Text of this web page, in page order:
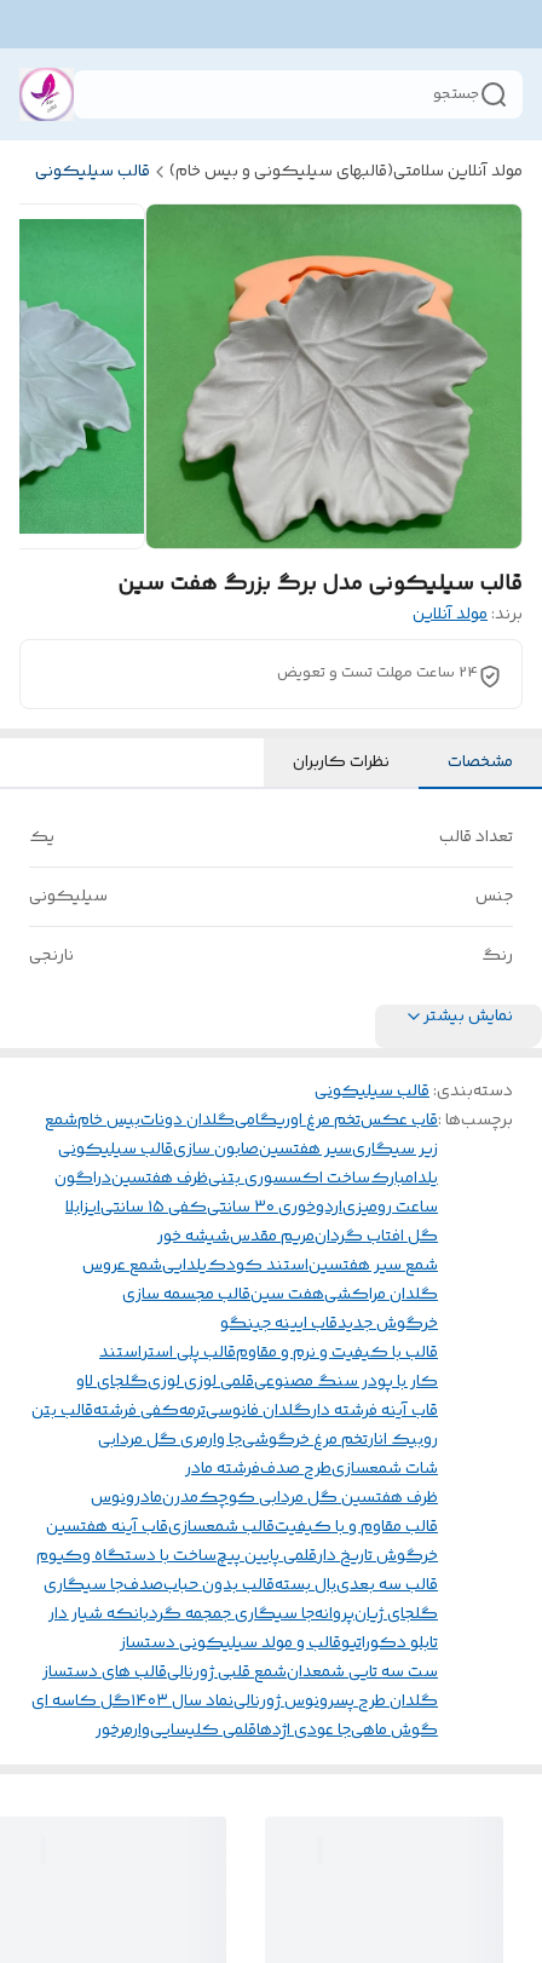
جستجو
مولد آنلاین سلامتی(قالبهای سیلیکونی و بیس خام) قالب سیلیکونی
قالب سیلیکونی مدل برگ بزرگ هفت سین
برند:مولد آنلاین
24 ساعت مهلت تست و تعویض
مشخصات نظرات کاربران
تعداد قالب یک
جنس سیلیکونی
رنگ نارنجی
نمایش بیشتر
دسته‌بندی:قالب سیلیکونی
برچسب‌ها :قاب عکستخم مرغ اوریگامیگلدان دوناتبیس خامشمع
زیر سیگاریسیر هفتسینصابون سازیقالب سیلیکونی
یلدامبارکساخت اکسسوری بتنیظرف هفتسیندراگون
ساعت رومیزیاردوخوری ۳۰ سانتی کفی ۱۵ سانتی
ایزابلا
گل افتاب گردانمریم مقدسشیشه خور
شمع سیر هفتسیناستند کودکیلداییشمع عروس
گلدان مراکشیهفت سینقالب مجسمه سازی
خرگوش جدیدقاب ایینه جینگو
قالب با کیفیت و نرم و مقاومقالب پلی استراستند
کار با پودر سنگ مصنوعیقلمی لوزی لوزیگلجای لاو
قاب آینه فرشته دارگلدان فانوسیترمهکفی فرشتهقالب بتن
روبیک انارتخم مرغ خرگوشیجا وارمری گل مردابی
شات شمعسازیطرح صدففرشته مادر
ظرف هفتسین گل مردابی کوچکمدرنمادرونوس
قالب مقاوم و با کیفیتقالب شمعسازیقاب آینه هفتسین
خرگوش تاریخ دارقلمی پایین پیچساخت با دستگاه وکیوم
قالب سه بعدیبال بستهقالب بدون حبابصدفجا سیگاری
گلجای ژیانپروانهجا سیگاری جمجمه گردبانکه شیار دار
تابلو دکوراتیوقالب و مولد سیلیکونی دستساز
ست سه تایی شمعدانشمع قلبی ژورنالیقالب های دستساز
گلدان طرح پسرونوس ژورنالینماد سال ۱۴۰۳
گل کاسه ای
گوش ماهیجا عودی اژدهاقلمی کلیساییوارمرخور